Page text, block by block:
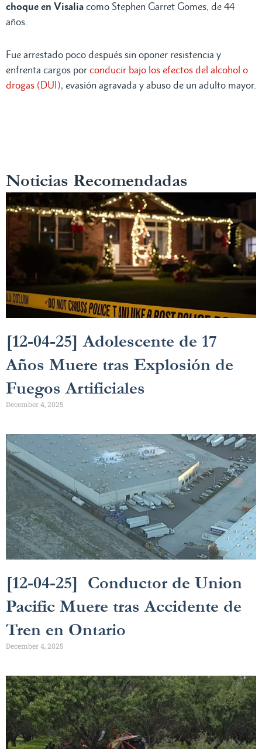
choque en Visalia como Stephen Garret Gomes, de 44
años.
Fue arrestado poco después sin oponer resistencia y
enfrenta cargos por conducir bajo los efectos del alcohol o
drogas (DUI), evasión agravada y abuso de un adulto mayor.
Noticias Recomendadas
[12-04-25] Adolescente de 17
Años Muere tras Explosión de
Fuegos Artificiales
December 4, 2025
[12-04-25] Conductor de Union
Pacific Muere tras Accidente de
Tren en Ontario
December 4, 2025